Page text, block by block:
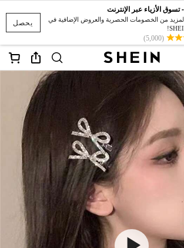
يحصل
الأزياء عبر الإنترنت
من الخصومات الحصرية والعروض الإضافية في
(5,000)